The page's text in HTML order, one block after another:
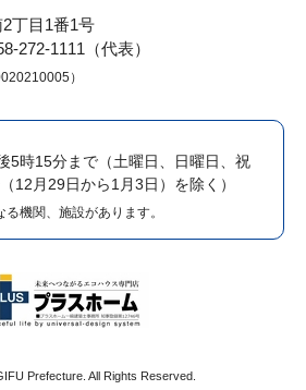
丁目1番1号
272-1111（代表）
）
5時15分まで （土曜日、日曜日、祝
12月29日から1月3日）を除く）
機関、施設があります。
Prefecture. All Rights Reserved.